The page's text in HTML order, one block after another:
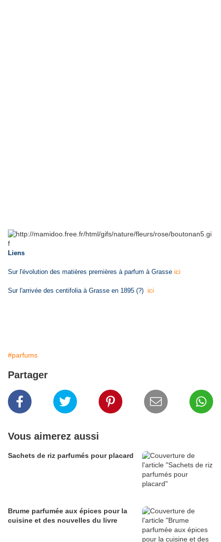
Liens
Sur l'évolution des matières premières à parfum à Grasse ici
Sur l'arrivée des centifolia à Grasse en 1895 (?) ici
#parfums
Partager
Vous aimerez aussi
Sachets de riz parfumés pour placard
Brume parfumée aux épices pour la
cuisine et des nouvelles du livre